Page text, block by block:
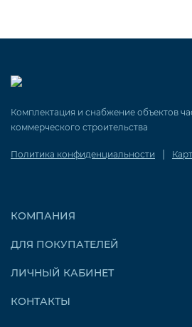
Комплектация и снабжение объектов
коммерческого строительства
Политика конфиденциальности |
КОМПАНИЯ
ДЛЯ ПОКУПАТЕЛЕЙ
ЛИЧНЫЙ КАБИНЕТ
КОНТАКТЫ